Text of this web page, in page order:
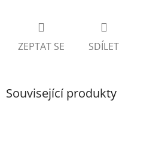
ZEPTAT SE SDÍLET
Související produkty